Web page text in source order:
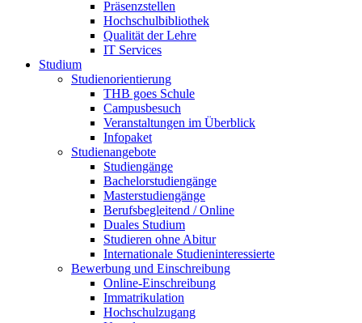
Präsenzstellen
Hochschulbibliothek
Qualität der Lehre
IT Services
Studium
Studienorientierung
THB goes Schule
Campusbesuch
Veranstaltungen im Überblick
Infopaket
Studienangebote
Studiengänge
Bachelorstudiengänge
Masterstudiengänge
Berufsbegleitend / Online
Duales Studium
Studieren ohne Abitur
Internationale Studieninteressierte
Bewerbung und Einschreibung
Online-Einschreibung
Immatrikulation
Hochschulzugang